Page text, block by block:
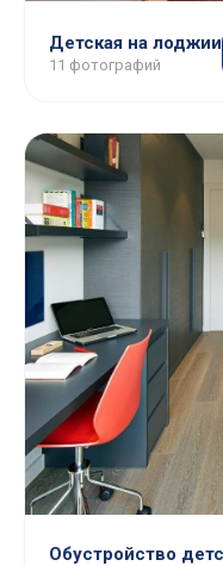
Детская на лоджии
11 фотографий
Обустройство